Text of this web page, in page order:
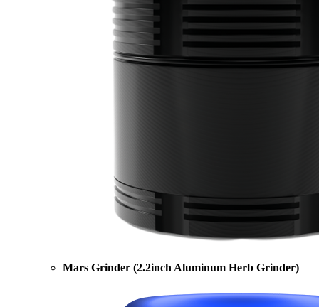
Mars Grinder (2.2inch Aluminum Herb Grinder)